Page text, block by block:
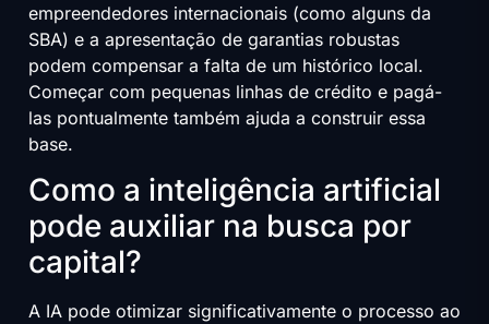
empreendedores internacionais (como alguns da
SBA) e a apresentação de garantias robustas
podem compensar a falta de um histórico local.
Começar com pequenas linhas de crédito e pagá-
las pontualmente também ajuda a construir essa
base.
Como a inteligência artificial
pode auxiliar na busca por
capital?
A IA pode otimizar significativamente o processo ao